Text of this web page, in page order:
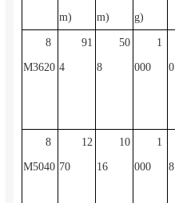
m) m) g)
8
M3620
91
4
50
8
1
000 0
8
M5040
12
70
10
16
1
000 8